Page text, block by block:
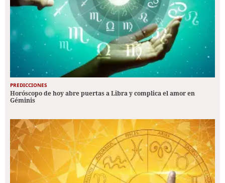
PREDICCIONES
Horóscopo de hoy abre puertas a Libra y complica el amor en
Géminis